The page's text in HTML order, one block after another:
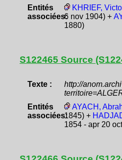
Entités
associées:
KHRIEF,
6 nov 1904) +
1880)
S122465 Source
Texte :
http://
Entités
associées:
AYACH,
1845) +
1854 - apr 20